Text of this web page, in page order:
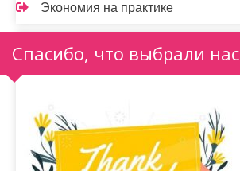
Экономия на практике
Спасибо, что выбрали нас